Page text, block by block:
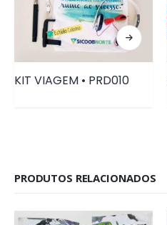
KIT VIAGEM • PRD010
PRODUTOS RELACIONADOS